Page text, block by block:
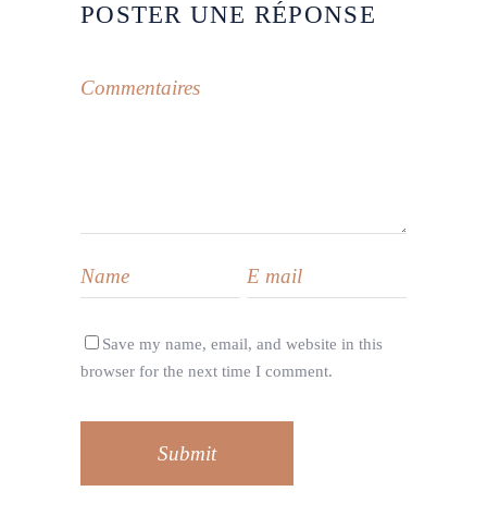
POSTER UNE RÉPONSE
Save my name, email, and website in this
browser for the next time I comment.
Submit